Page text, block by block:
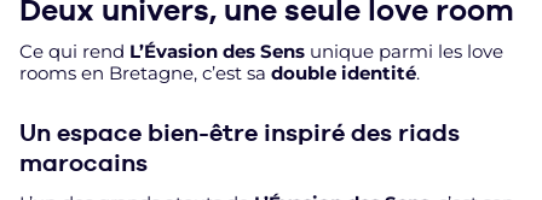
Deux univers, une seule love room
Ce qui rend L’Évasion des Sens unique parmi les love
rooms en Bretagne, c’est sa double identité.
Un espace bien-être inspiré des riads
marocains